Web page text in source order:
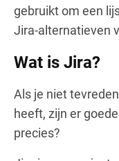
gebruikt om een
Jira-alternatieven
Wat is Jira?
Als je niet
heeft, zijn er
precies?